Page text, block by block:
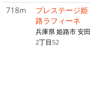
718m
プレステージ姫
路ラフィーネ
兵庫県 姫路市 安田
2丁目52